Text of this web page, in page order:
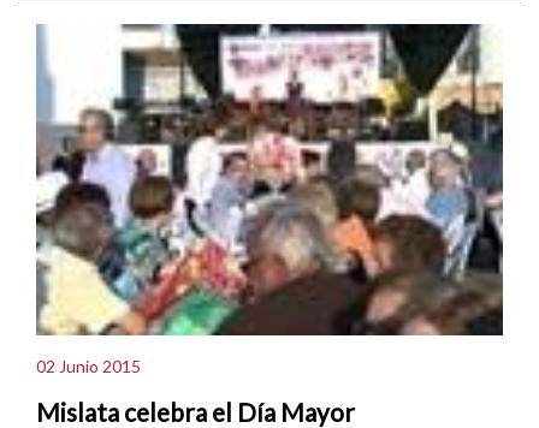
02 Junio 2015
Mislata celebra el Día Mayor